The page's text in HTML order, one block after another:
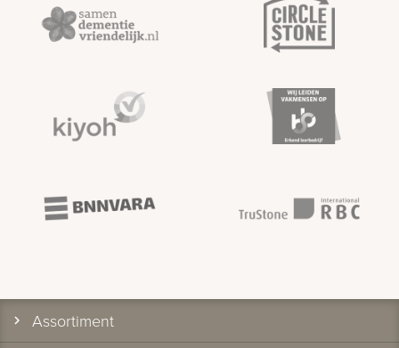
Assortiment